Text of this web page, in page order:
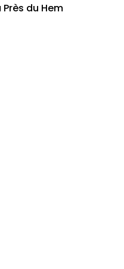
du Hem